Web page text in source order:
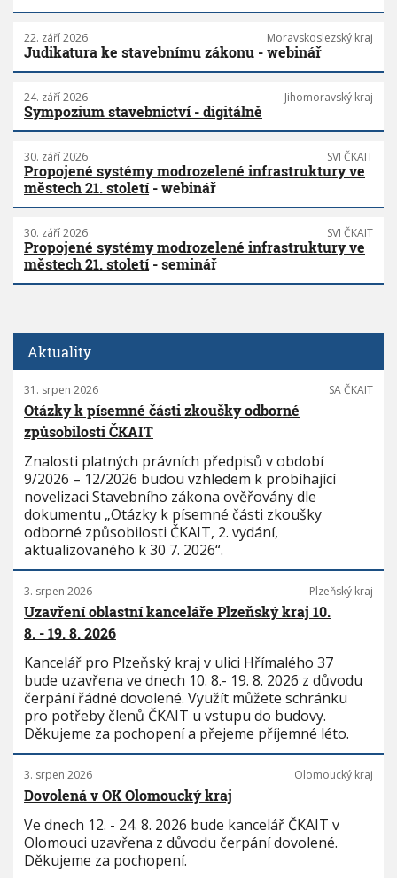
22. září 2026 Moravskoslezský kraj
Judikatura ke stavebnímu zákonu - webinář
24. září 2026 Jihomoravský kraj
Sympozium stavebnictví - digitálně
30. září 2026 SVI ČKAIT
Propojené systémy modrozelené infrastruktury ve
městech 21. století- webinář
30. září 2026 SVI ČKAIT
Propojené systémy modrozelené infrastruktury ve
městech 21. století- seminář
Aktuality
31. srpen 2026 SA ČKAIT
Otázky k písemné části zkoušky odborné
způsobilosti ČKAIT
Znalosti platných právních předpisů v období
9/2026 – 12/2026 budou vzhledem k probíhající
novelizaci Stavebního zákona ověřovány dle
dokumentu „Otázky k písemné části zkoušky
odborné způsobilosti ČKAIT, 2. vydání,
aktualizovaného k 30 7. 2026“.
3. srpen 2026 Plzeňský kraj
Uzavření oblastní kanceláře Plzeňský kraj 10.
8. - 19. 8. 2026
Kancelář pro Plzeňský kraj v ulici Hřímalého 37
bude uzavřena ve dnech 10. 8.- 19. 8. 2026 z důvodu
čerpání řádné dovolené. Využít můžete schránku
pro potřeby členů ČKAIT u vstupu do budovy.
Děkujeme za pochopení a přejeme příjemné léto.
3. srpen 2026 Olomoucký kraj
Dovolená v OK Olomoucký kraj
Ve dnech 12. - 24. 8. 2026 bude kancelář ČKAIT v
Olomouci uzavřena z důvodu čerpání dovolené.
Děkujeme za pochopení.